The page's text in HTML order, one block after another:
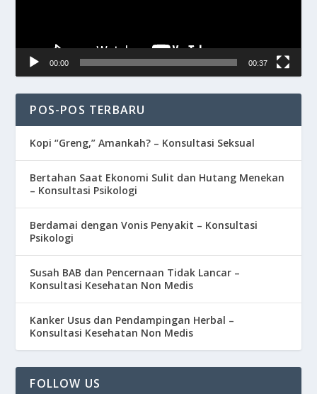
00:00 00:37
POS-POS TERBARU
Kopi “Greng,” Amankah? – Konsultasi Seksual
Bertahan Saat Ekonomi Sulit dan Hutang Menekan
– Konsultasi Psikologi
Berdamai dengan Vonis Penyakit – Konsultasi
Psikologi
Susah BAB dan Pencernaan Tidak Lancar –
Konsultasi Kesehatan Non Medis
Kanker Usus dan Pendampingan Herbal –
Konsultasi Kesehatan Non Medis
FOLLOW US